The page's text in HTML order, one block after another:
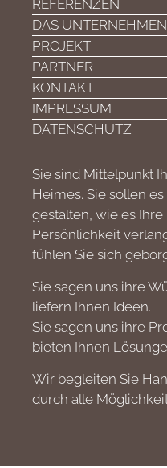
REFERENZEN
DAS UNTERNEHMEN
PROJEKT
PARTNER
KONTAKT
IMPRESSUM
DATENSCHUTZ
Sie sind Mittelpunkt
Heimes. Sie sollen
gestalten, wie es Ihre
Persönlichkeit
fühlen Sie sich
Sie sagen uns ihre
liefern Ihnen Ideen.
Sie sagen uns ihre
bieten Ihnen
Wir begleiten Sie
durch alle